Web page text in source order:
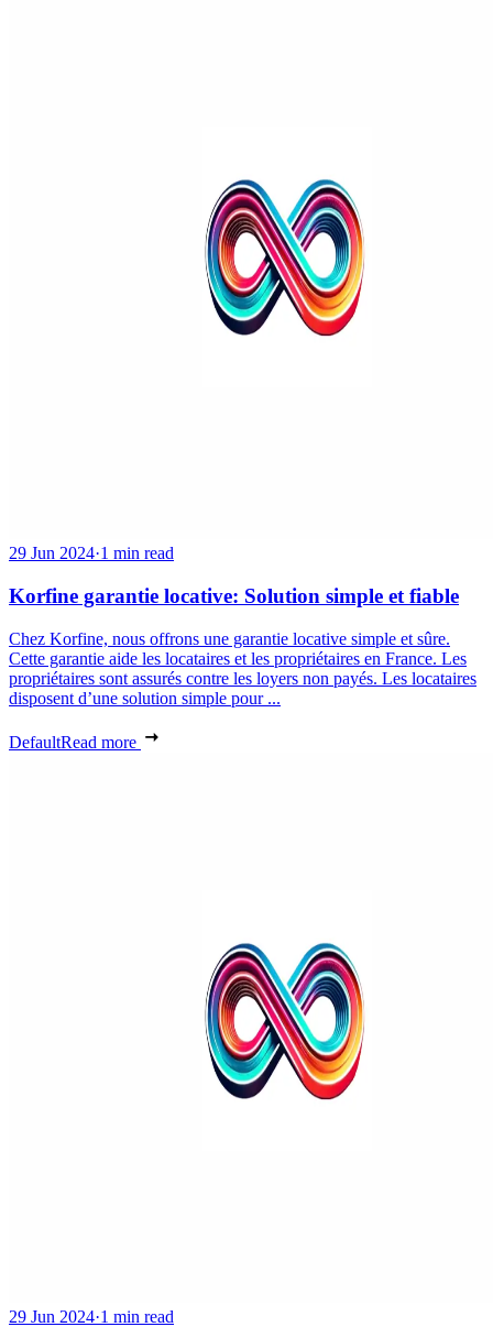
29 Jun 2024·1 min read
Korfine garantie locative: Solution simple et fiable
Chez Korfine, nous offrons une garantie locative simple et sûre.
Cette garantie aide les locataires et les propriétaires en France. Les
propriétaires sont assurés contre les loyers non payés. Les locataires
disposent d’une solution simple pour ...
DefaultRead more
29 Jun 2024·1 min read